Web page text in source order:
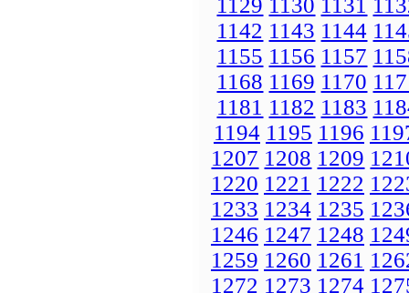
1129 1130 1131
1142 1143 1144
1155 1156 1157
1168 1169 1170
1181 1182 1183
1194 1195 1196
1207 1208 1209
1220 1221 1222
1233 1234 1235
1246 1247 1248
1259 1260 1261
1272 1273 1274